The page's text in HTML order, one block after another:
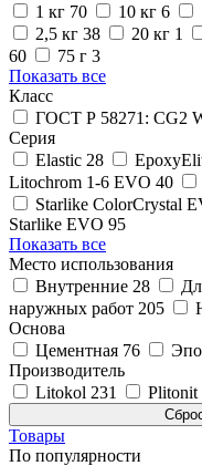
1 кг 70 10 кг 6
2,5 кг 38 20 кг 1
60
75 г 3
Показать все
Класс
ГОСТ Р 58271: CG2
Серия
Elastic 28
Litochrom 1-6 EVO 40
Starlike ColorCrystal
Starlike EVO 95
Показать все
Место использования
Внутренние 28
наружных работ 205
Основа
Цементная 76
Производитель
Litokol 231 Plitonit
Товары
По популярности